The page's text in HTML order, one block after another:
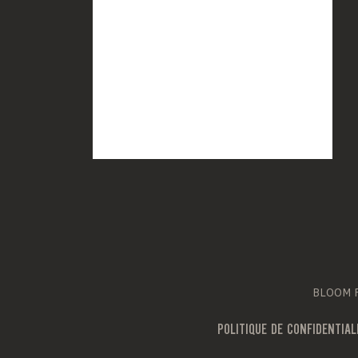
BLOOM
POLITIQUE DE